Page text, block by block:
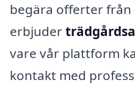
begära offerter från
erbjuder
vare vår plattform
kontakt med